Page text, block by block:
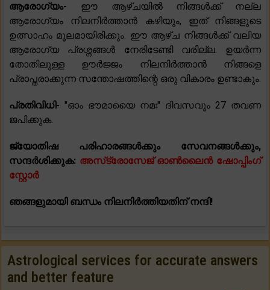
ആരോഗ്യം- ഈ ആഴ്ചയിൽ നിങ്ങൾക്ക് നല്ല
ആരോഗ്യം നിലനിർത്താൻ കഴിയും, ഇത് നിങ്ങളുടെ
ഉത്സാഹം മൂലമായിരിക്കും. ഈ ആഴ്ച നിങ്ങൾക്ക് വലിയ
ആരോഗ്യ പ്രശ്നങ്ങൾ നേരിടേണ്ടി വരില്ല. ഉയർന്ന
തോതിലുള്ള ഊർജ്ജം നിലനിർത്താൻ നിങ്ങളെ
പ്രാപ്തരാക്കുന്ന സന്തോഷത്തിന്റെ ഒരു വികാരം ഉണ്ടാകും.
പ്രതിവിധി- "ഓം ഭൗമായൈ നമഃ" ദിവസവും 27 തവണ
ജപിക്കുക.
ജ്യോതിഷ പരിഹാരങ്ങൾക്കും സേവനങ്ങൾക്കും,
സന്ദർശിക്കുക: അസ്‌ട്രോസേജ് ഓൺലൈൻ ഷോപ്പിംഗ്
സ്റ്റോർ
ഞങ്ങളുമായി ബന്ധം നിലനിർത്തിയതിന് നന്ദി!
Astrological services for accurate answers
and better feature